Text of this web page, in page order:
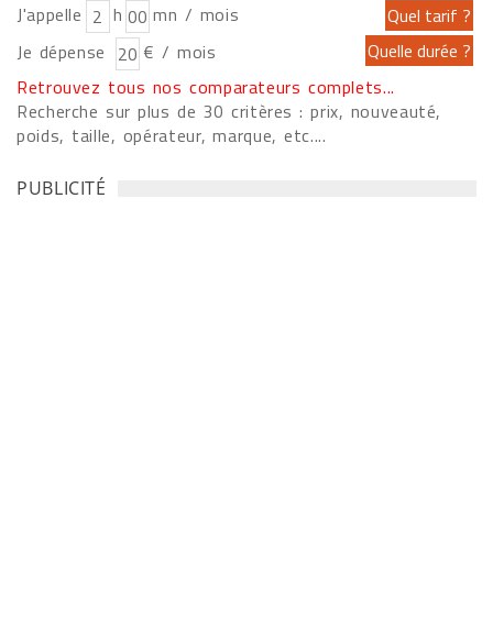
J'appelle h
mn / mois
Je dépense
€ / mois
Retrouvez tous nos comparateurs complets...
Recherche sur plus de 30 critères : prix, nouveauté,
poids, taille, opérateur, marque, etc....
PUBLICITÉ